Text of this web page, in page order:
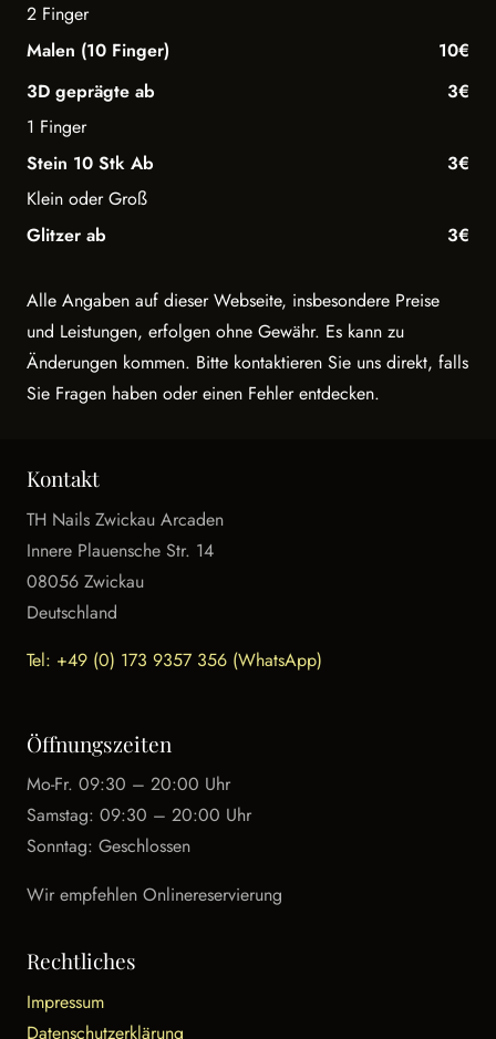
2 Finger
Malen (10 Finger)
10€
3D geprägte ab
1 Finger
3€
Stein 10 Stk Ab
Klein oder Groß
3€
Glitzer ab 3€
Alle Angaben auf dieser Webseite, insbesondere Preise
und Leistungen, erfolgen ohne Gewähr. Es kann zu
Änderungen kommen. Bitte kontaktieren Sie uns direkt, falls
Sie Fragen haben oder einen Fehler entdecken.
Kontakt
TH Nails Zwickau Arcaden
Innere Plauensche Str. 14
08056 Zwickau
Deutschland
Tel: +49 (0) 173 9357 356 (WhatsApp)
Öffnungszeiten
Mo-Fr. 09:30 – 20:00 Uhr
Samstag: 09:30 – 20:00 Uhr
Sonntag: Geschlossen
Wir empfehlen Onlinereservierung
Rechtliches
Impressum
Datenschutzerklärung